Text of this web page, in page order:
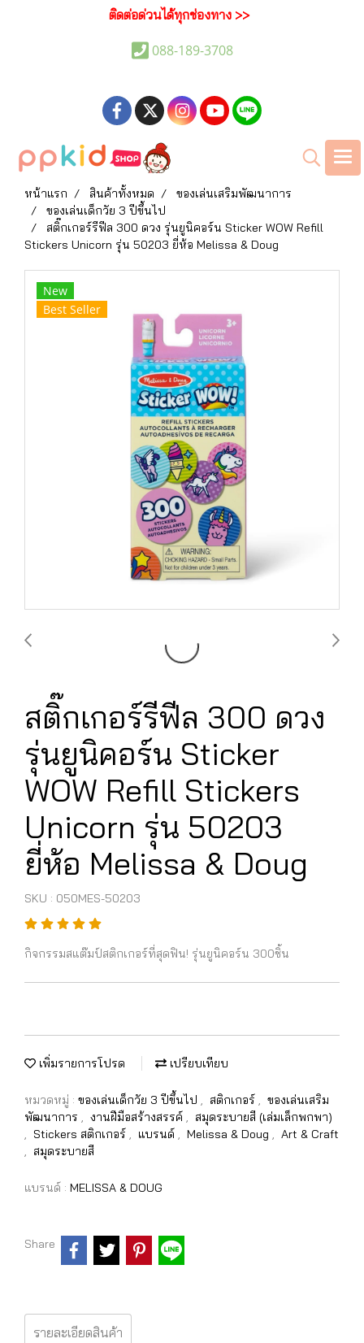
ติดต่อด่วนได้ทุกช่องทาง >>
088-189-3708
หน้าแรก สินค้าทั้งหมด
ของเล่นเสริมพัฒนาการ
ของเล่นเด็กวัย 3 ปีขึ้นไป
สติ๊กเกอร์รีฟีล 300 ดวง รุ่นยูนิคอร์น Sticker WOW Refill
Stickers Unicorn รุ่น 50203 ยี่ห้อ Melissa & Doug
New
Best Seller
สติ๊กเกอร์รีฟีล 300 ดวง
รุ่นยูนิคอร์น Sticker
WOW Refill Stickers
Unicorn รุ่น 50203
ยี่ห้อ Melissa & Doug
SKU : 050MES-50203
กิจกรรมสแต๊มป์สติกเกอร์ที่สุดฟิน! รุ่นยูนิคอร์น 300ชิ้น
เพิ่มรายการโปรด เปรียบเทียบ
หมวดหมู่ : ของเล่นเด็กวัย 3 ปีขึ้นไป , สติกเกอร์ , ของเล่นเสริม
พัฒนาการ , งานฝีมือสร้างสรรค์ , สมุดระบายสี (เล่มเล็กพกพา)
, Stickers สติกเกอร์ , แบรนด์ , Melissa & Doug , Art & Craft
, สมุดระบายสี
แบรนด์ : MELISSA & DOUG
Share
รายละเอียดสินค้า